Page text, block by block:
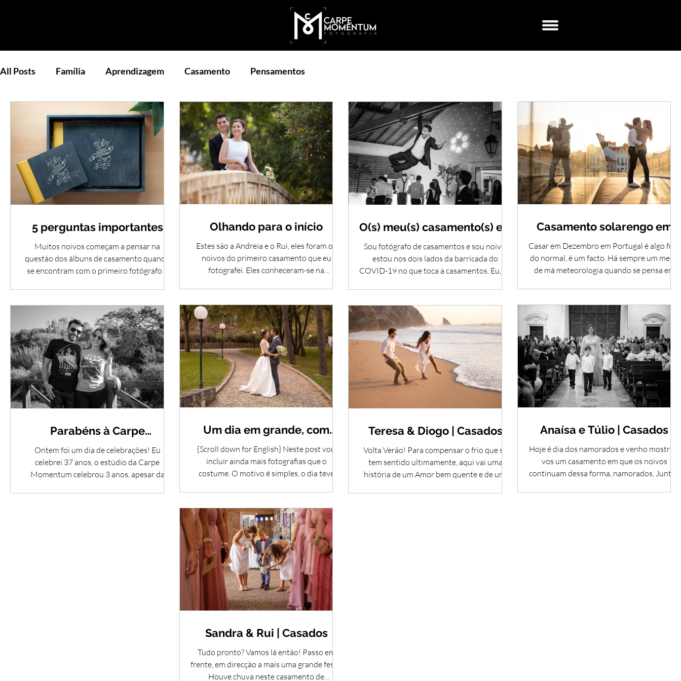
All Posts Família Aprendizagem Casamento Pensamentos
5 perguntas importantes
sobre álbuns de casamento
Muitos noivos começam a pensar na
questão dos álbuns de casamento quando
se encontram com o primeiro fotógrafo e
Olhando para o início
Estes são a Andreia e o Rui, eles foram os
noivos do primeiro casamento que eu
fotografei. Eles conheceram-se na
O(s) meu(s) casamento(s) e o
covid-19
Sou fotógrafo de casamentos e sou noivo,
estou nos dois lados da barricada do
COVID-19 no que toca a casamentos. Eu, tal
Casamento solarengo em
Dezembro
Casar em Dezembro em Portugal é algo fora
do normal, é um facto. Há sempre um medo
de má meteorologia quando se pensa em
Um dia em grande, com
duas festas!
{Scroll down for English} Neste post vou
incluir ainda mais fotografias que o
costume. O motivo é simples, o dia teve
Anaísa e Túlio | Casados
Hoje é dia dos namorados e venho mostrar-
vos um casamento em que os noivos
continuam dessa forma, namorados. Juntos
Parabéns à Carpe
Momentum... e a mim
também!
Ontem foi um dia de celebrações! Eu
celebrei 37 anos, o estúdio da Carpe
Momentum celebrou 3 anos, apesar da
Teresa & Diogo | Casados
Volta Verão! Para compensar o frio que se
tem sentido ultimamente, aqui vai uma
história de um Amor bem quente e de uns
Sandra & Rui | Casados
Tudo pronto? Vamos lá então! Passo em
frente, em direcção a mais uma grande festa.
Houve chuva neste casamento de